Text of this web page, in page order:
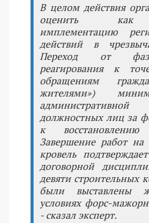
В целом действия
оценить как
имплементацию
действий в
Переход от
реагирования к
обращениям
жителями»)
административной
должностных лиц за
к восстановлению
Завершение работ на
кровель
договорной
девяти строительных
были выставлены
условиях форс-
- сказал эксперт.